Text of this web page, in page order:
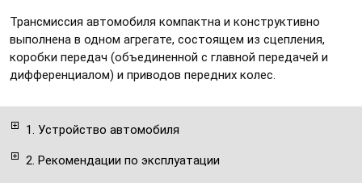
1. Устройство автомобиля
2. Рекомендации по эксплуатации
Трансмиссия автомобиля компактна и конструктивно
выполнена в одном агрегате, состоящем из сцепления,
коробки передач (объединенной с главной передачей и
дифференциалом) и приводов передних колес.